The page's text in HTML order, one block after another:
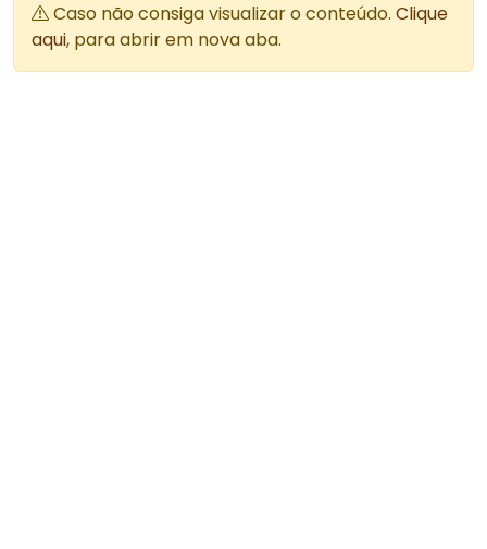
Caso não consiga visualizar o conteúdo. Clique
aqui, para abrir em nova aba.